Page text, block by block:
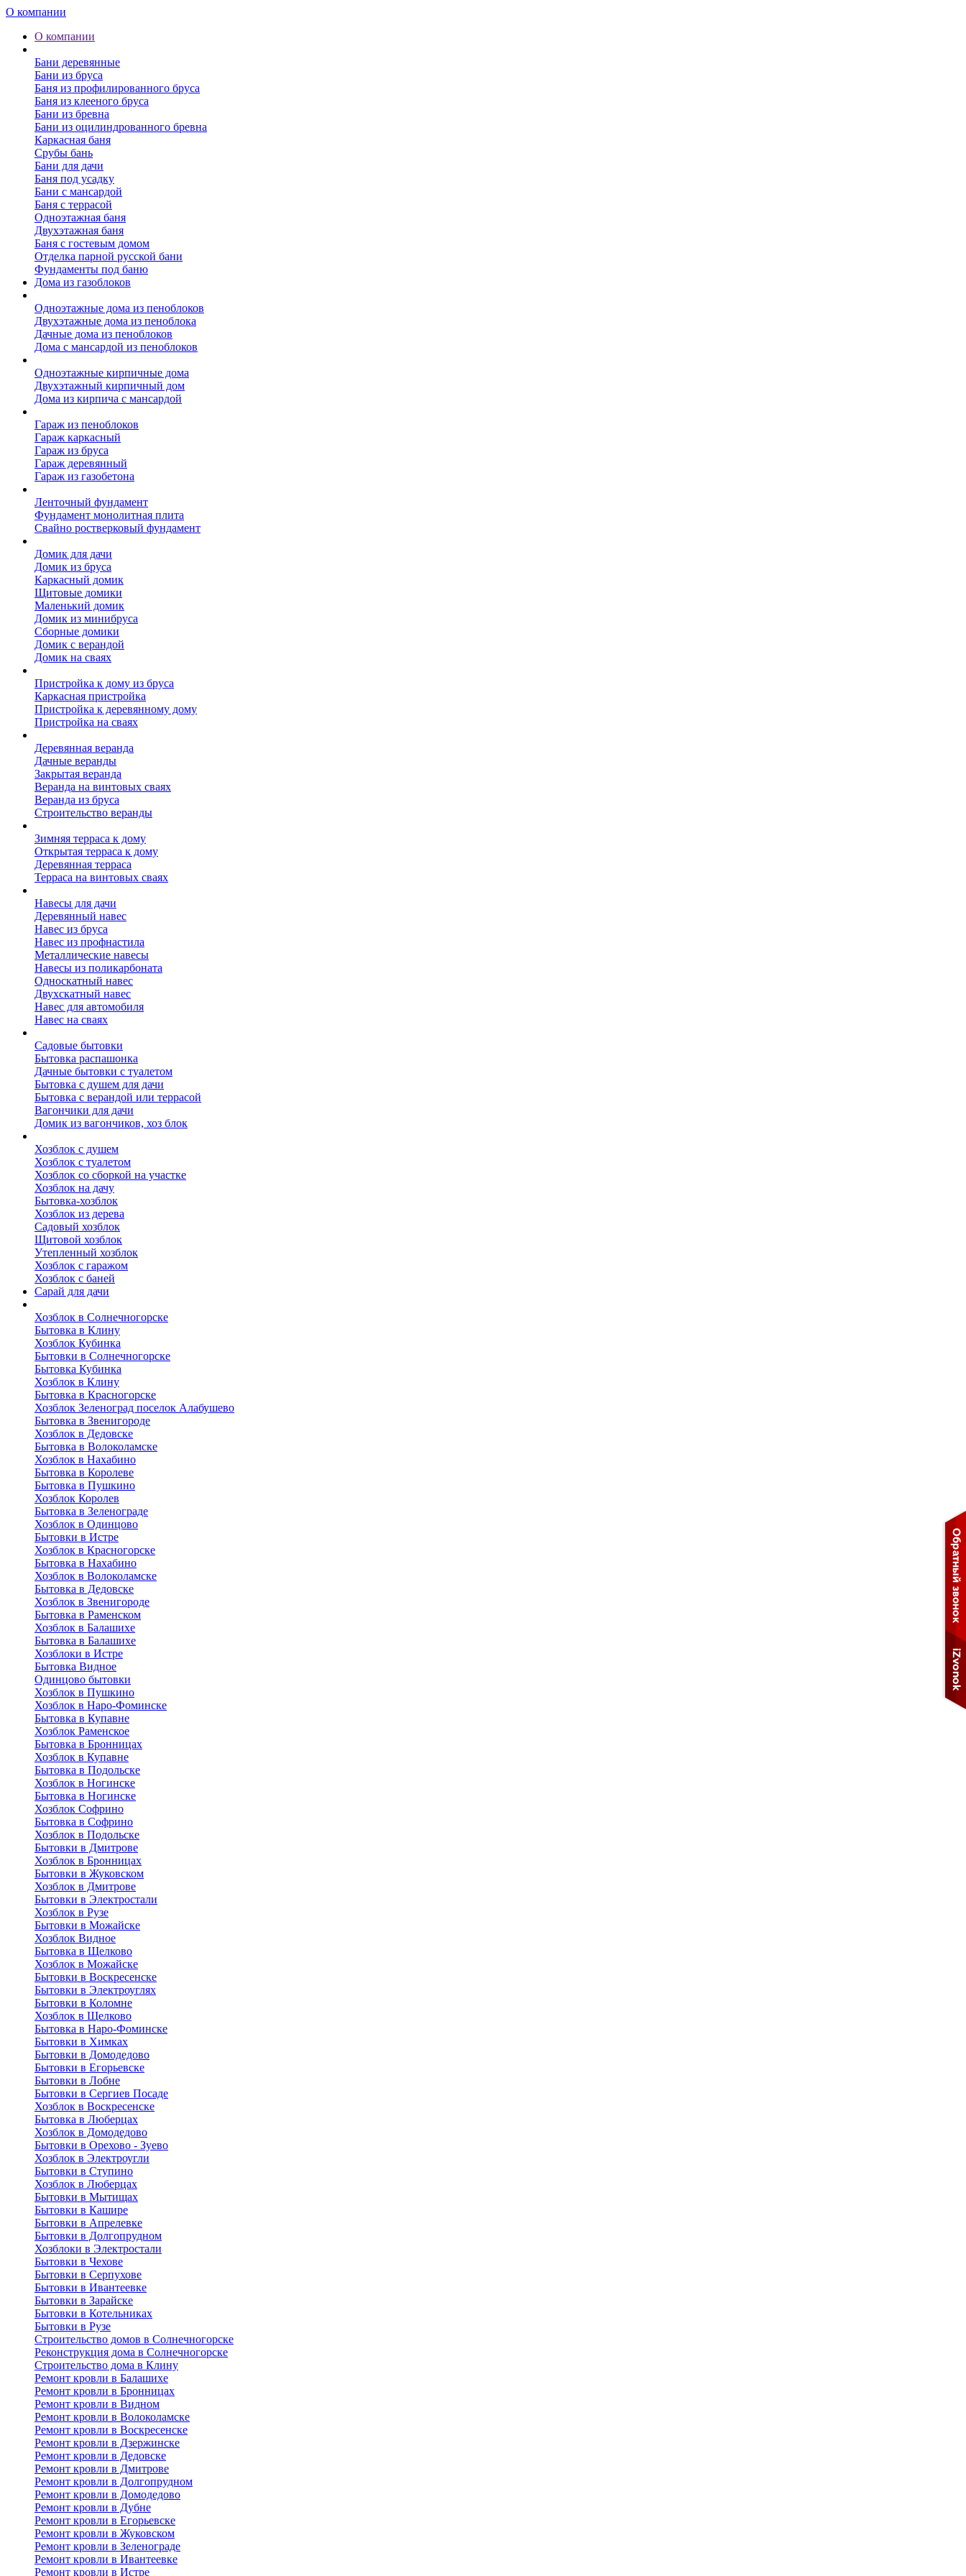
О компании
О компании
Бани деревянные
Бани из бруса
Баня из профилированного бруса
Баня из клееного бруса
Бани из бревна
Бани из оцилиндрованного бревна
Каркасная баня
Срубы бань
Бани для дачи
Баня под усадку
Бани с мансардой
Баня с террасой
Одноэтажная баня
Двухэтажная баня
Баня с гостевым домом
Отделка парной русской бани
Фундаменты под баню
Дома из газоблоков
Одноэтажные дома из пеноблоков
Двухэтажные дома из пеноблока
Дачные дома из пеноблоков
Дома с мансардой из пеноблоков
Одноэтажные кирпичные дома
Двухэтажный кирпичный дом
Дома из кирпича с мансардой
Гараж из пеноблоков
Гараж каркасный
Гараж из бруса
Гараж деревянный
Гараж из газобетона
Ленточный фундамент
Фундамент монолитная плита
Свайно ростверковый фундамент
Домик для дачи
Домик из бруса
Каркасный домик
Щитовые домики
Маленький домик
Домик из минибруса
Сборные домики
Домик с верандой
Домик на сваях
Пристройка к дому из бруса
Каркасная пристройка
Пристройка к деревянному дому
Пристройка на сваях
Деревянная веранда
Дачные веранды
Закрытая веранда
Веранда на винтовых сваях
Веранда из бруса
Строительство веранды
Зимняя терраса к дому
Открытая терраса к дому
Деревянная терраса
Терраса на винтовых сваях
Навесы для дачи
Деревянный навес
Навес из бруса
Навес из профнастила
Металлические навесы
Навесы из поликарбоната
Односкатный навес
Двухскатный навес
Навес для автомобиля
Навес на сваях
Садовые бытовки
Бытовка распашонка
Дачные бытовки с туалетом
Бытовка с душем для дачи
Бытовка с верандой или террасой
Вагончики для дачи
Домик из вагончиков, хоз блок
Хозблок с душем
Хозблок с туалетом
Хозблок со сборкой на участке
Хозблок на дачу
Бытовка-хозблок
Хозблок из дерева
Садовый хозблок
Щитовой хозблок
Утепленный хозблок
Хозблок с гаражом
Хозблок с баней
Сарай для дачи
Хозблок в Солнечногорске
Бытовка в Клину
Хозблок Кубинка
Бытовки в Солнечногорске
Бытовка Кубинка
Хозблок в Клину
Бытовка в Красногорске
Хозблок Зеленоград поселок Алабушево
Бытовка в Звенигороде
Хозблок в Дедовске
Бытовка в Волоколамске
Хозблок в Нахабино
Бытовка в Королеве
Бытовкa в Пушкино
Хозблок Королев
Бытовка в Зеленограде
Хозблок в Одинцово
Бытовки в Истре
Хозблок в Красногорске
Бытовка в Нахабино
Хозблок в Волоколамске
Бытовкa в Дедовске
Хозблок в Звенигороде
Бытовка в Раменском
Хозблок в Балашихе
Бытовкa в Балашихе
Хозблоки в Истре
Бытовка Видное
Одинцово бытовки
Хозблок в Пушкино
Хозблок в Наро-Фоминске
Бытовка в Купавне
Хозблок Раменское
Бытовка в Бронницах
Хозблок в Купавне
Бытовка в Подольске
Хозблок в Ногинске
Бытовка в Ногинске
Хозблок Софрино
Бытовка в Софрино
Хозблок в Подольске
Бытовки в Дмитрове
Хозблок в Бронницах
Бытовки в Жуковском
Хозблок в Дмитрове
Бытовки в Электростали
Хозблок в Рузе
Бытовки в Можайске
Хозблок Видное
Бытовкa в Щелково
Хозблок в Можайске
Бытовки в Воскресенске
Бытовки в Электроуглях
Бытовки в Коломне
Хозблок в Щелково
Бытовка в Наро-Фоминске
Бытовки в Химках
Бытовки в Домодедово
Бытовки в Егорьевске
Бытовки в Лобне
Бытовки в Сергиев Посаде
Хозблок в Воскресенске
Бытовка в Люберцах
Хозблок в Домодедово
Бытовки в Орехово - Зуево
Хозблок в Электроугли
Бытовки в Ступино
Хозблок в Люберцах
Бытовки в Мытищах
Бытовки в Кашире
Бытовки в Апрелевке
Бытовки в Долгопрудном
Хозблоки в Электростали
Бытовки в Чехове
Бытовки в Серпухове
Бытовки в Ивантеевке
Бытовки в Зарайске
Бытовки в Котельниках
Бытовки в Рузе
Строительство домов в Солнечногорске
Реконструкция дома в Солнечногорске
Строительство дома в Клину
Ремонт кровли в Балашихе
Ремонт кровли в Бронницах
Ремонт кровли в Видном
Ремонт кровли в Волоколамске
Ремонт кровли в Воскресенске
Ремонт кровли в Дзержинске
Ремонт кровли в Дедовске
Ремонт кровли в Дмитрове
Ремонт кровли в Долгопрудном
Ремонт кровли в Домодедово
Ремонт кровли в Дубне
Ремонт кровли в Егорьевске
Ремонт кровли в Жуковском
Ремонт кровли в Зеленограде
Ремонт кровли в Ивантеевке
Ремонт кровли в Истре